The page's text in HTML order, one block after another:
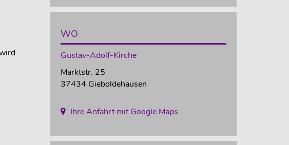
WO
Gustav-Adolf-Kirche
Marktstr. 25
37434 Gieboldehausen
Ihre Anfahrt mit Google Maps